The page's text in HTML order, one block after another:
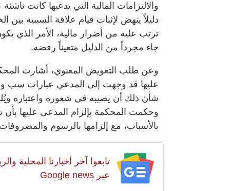
والالتزامات المالية التي يدعيها كانت
دليلاً ينهض لإثبات قيام علاقة السببية
ترتب عليه من أضرار مالية، الأمر الذي
جاء مجرداً من الدليل متعيناً رفضه.
وعن طلب التعويض المعنوي، أشارت
عليها قد وجهت إلى المدعي عبارات سب
شأن ذلك أن يصيبه في شعوره واعتباره
بالأسباب، مع إلزامها بالرسوم
تابعوا آخر أخبارنا المحلية
عبر Google news